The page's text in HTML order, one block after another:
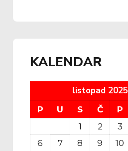
KALENDAR
listopad 2025
P U S Č P
1
2 3
6
7 8 9 10